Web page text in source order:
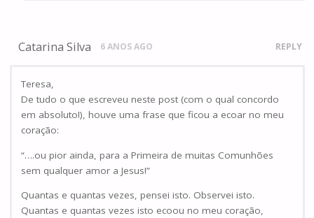
Catarina Silva 6 ANOS AGO REPLY
Teresa,
De tudo o que escreveu neste post (com o qual concordo
em absoluto!), houve uma frase que ficou a ecoar no meu
coração:
“….ou pior ainda, para a Primeira de muitas Comunhões
sem qualquer amor a Jesus!”
Quantas e quantas vezes, pensei isto. Observei isto.
Quantas e quantas vezes isto ecoou no meu coração,